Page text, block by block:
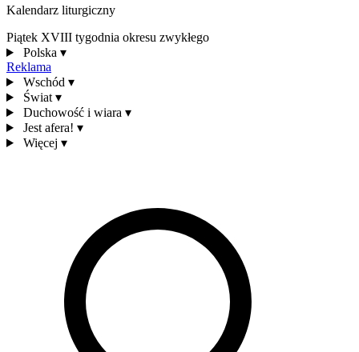
Kalendarz liturgiczny
Piątek XVIII tygodnia okresu zwykłego
Polska ▾
Reklama
Wschód ▾
Świat ▾
Duchowość i wiara ▾
Jest afera! ▾
Więcej ▾